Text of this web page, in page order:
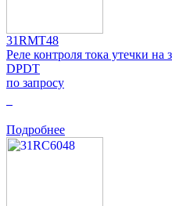
31RMT48
Реле контроля тока утечки
DPDT
по запросу
Подробнее